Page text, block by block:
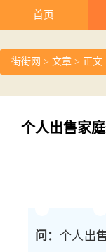
首页
街街网 > 文章 > 正文
个人出售家
问： 个人出